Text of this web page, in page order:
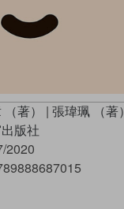
著） | 張瑋珮 （著）
版社
2020